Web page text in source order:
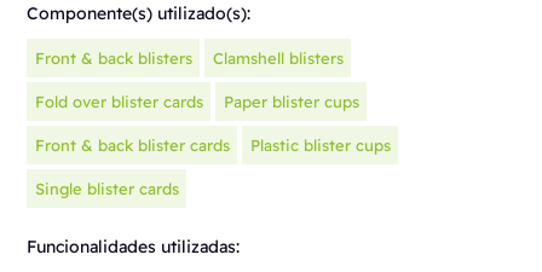
Componente(s) utilizado(s):
Front & back blisters Clamshell blisters
Fold over blister cards Paper blister cups
Front & back blister cards Plastic blister cups
Single blister cards
Funcionalidades utilizadas: